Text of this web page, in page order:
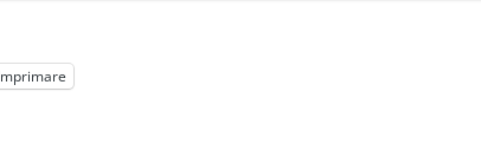
Ucrainei, Volodymyr Zelensky
2026
Octavian Goga, înlăturat din Iași